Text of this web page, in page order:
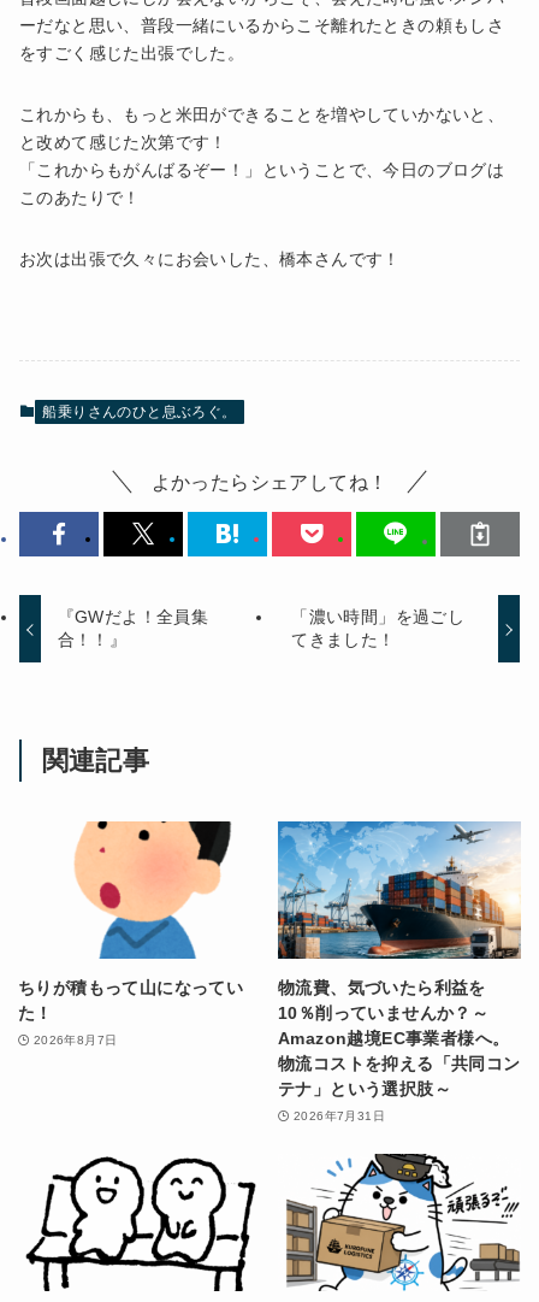
ーだなと思い、普段一緒にいるからこそ離れたときの頼もしさ
をすごく感じた出張でした。
これからも、もっと米田ができることを増やしていかないと、
と改めて感じた次第です！
「これからもがんばるぞー！」ということで、今日のブログは
このあたりで！
お次は出張で久々にお会いした、橋本さんです！
船乗りさんのひと息ぶろぐ。
よかったらシェアしてね！
『GWだよ！全員集
合！！』
「濃い時間」を過ごし
てきました！
関連記事
ちりが積もって山になってい
た！
2026年8月7日
物流費、気づいたら利益を
10％削っていませんか？～
Amazon越境EC事業者様へ。
物流コストを抑える「共同コン
テナ」という選択肢～
2026年7月31日